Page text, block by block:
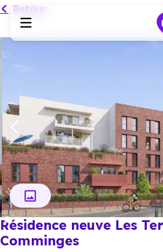
Habiter
Investir
Actualités
Ressources
Retour
Résidence neuve Les
Comminges